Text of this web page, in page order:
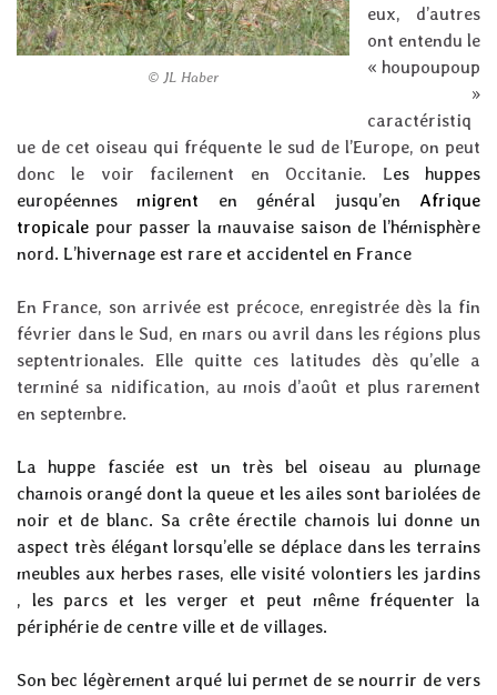
© JL Haber
eux, d’autres
ont entendu le
« houpoupoup
»
caractéristiq
ue de cet oiseau qui fréquente le sud de l’Europe, on peut
donc le voir facilement en Occitanie. Les huppes
européennesmigrent en général jusqu’en Afrique
tropicale pour passer la mauvaise saison de l’hémisphère
nord. L’hivernage est rare et accidentel en France
En France, son arrivée est précoce, enregistrée dès la fin
février dans le Sud, en mars ou avril dans les régions plus
septentrionales. Elle quitte ces latitudes dès qu’elle a
terminé sa nidification, au mois d’août et plus rarement
en septembre.
La huppe fasciée est un très bel oiseau au plumage
chamois orangé dont la queue et les ailes sont bariolées de
noir et de blanc. Sa crête érectile chamois lui donne un
aspect très élégant lorsqu’elle se déplace dans les terrains
meubles aux herbes rases, elle visité volontiers les jardins
, les parcs et les verger et peut même fréquenter la
périphérie de centre ville et de villages.
Son bec légèrement arqué lui permet de se nourrir de vers